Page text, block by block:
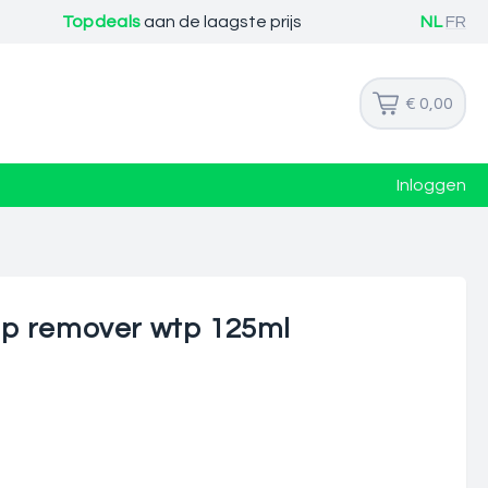
Topdealsaan de laagste prijs NL FR
€ 0,00
Inloggen
remover wtp 125ml